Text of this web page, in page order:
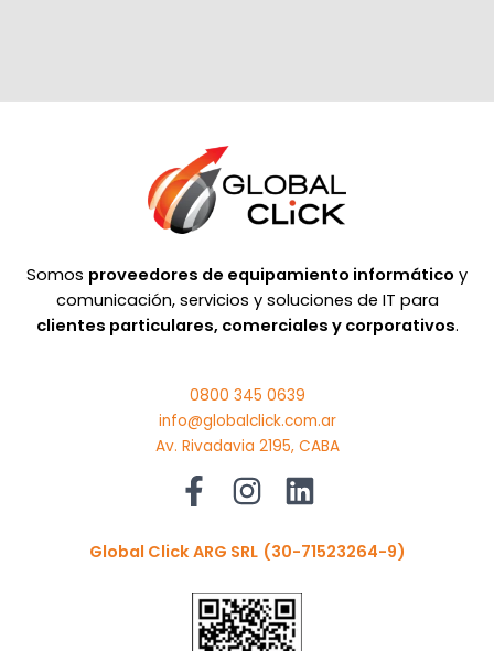
Somos proveedores de equipamiento informático y
comunicación, servicios y soluciones de IT para
clientes particulares, comerciales y corporativos.
0800 345 0639
info@globalclick.com.ar
Av. Rivadavia 2195, CABA
Global Click ARG SRL (30-71523264-9)